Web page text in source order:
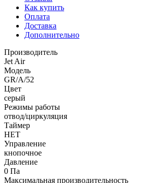
Как купить
Оплата
Доставка
Дополнительно
Производитель
Jet Air
Модель
GR/A/52
Цвет
серый
Режимы работы
отвод/циркуляция
Таймер
НЕТ
Управление
кнопочное
Давление
0 Па
Максимальная производительность